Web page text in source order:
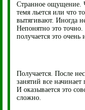
Странное ощущение.
темя льется или что
вытягивают. Иногда
Непонятно это
получается это очень
Получается. После
занятий все начинает
И оказывается это
сложно.